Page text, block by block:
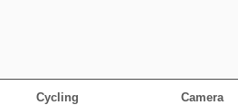
Cycling Camera